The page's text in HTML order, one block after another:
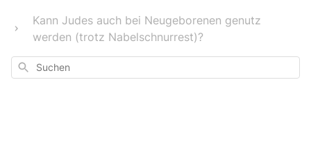
Kann Judes auch bei Neugeborenen genutz
werden (trotz Nabelschnurrest)?
Suchen